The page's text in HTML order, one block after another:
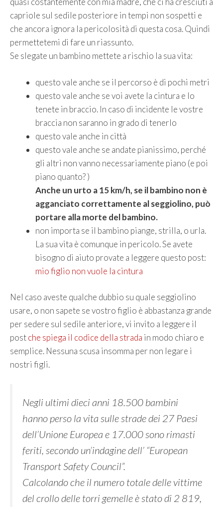
capriole sul sedile posteriore in tempi non sospetti e
che ancora ignora la pericolosità di questa cosa. Quindi
permettetemi di fare un riassunto.
Se slegate un bambino mettete a rischio la sua vita:
questo vale anche se il percorso è di pochi metri
questo vale anche se voi avete la cintura e lo
tenete in braccio. In caso di incidente le vostre
braccia non saranno in grado di tenerlo
questo vale anche in città
questo vale anche se andate pianissimo, perché
gli altri non vanno necessariamente piano (e poi
piano quanto? )
Anche un urto a 15 km/h, se il bambino non è
agganciato correttamente al seggiolino, può
portare alla morte del bambino.
non importa se il bambino piange, strilla, o urla.
La sua vita è comunque in pericolo. Se avete
bisogno di aiuto provate a leggere questo post:
mio figlio non vuole la cintura
Nel caso aveste qualche dubbio su quale seggiolino
usare, o non sapete se vostro figlio è abbastanza grande
per sedere sul sedile anteriore, vi invito a leggere il
postche spiega il codice della strada in modo chiaro e
semplice. Nessuna scusa insomma per non legare i
nostri figli.
Negli ultimi dieci anni 18.500 bambini
hanno perso la vita sulle strade dei 27 Paesi
dell’Unione Europea e 17.000 sono rimasti
feriti, secondo un’indagine dell’ “European
Transport Safety Council”.
Calcolando che il numero totale delle vittime
del crollo delle torri gemelle è stato di 2 819,